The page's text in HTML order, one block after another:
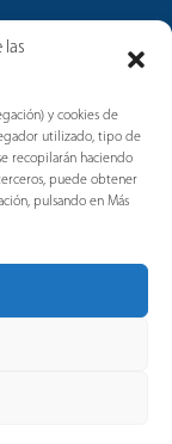
las
y cookies de
utilizado, tipo de
recopilarán haciendo
terceros, puede obtener
pulsando en Más